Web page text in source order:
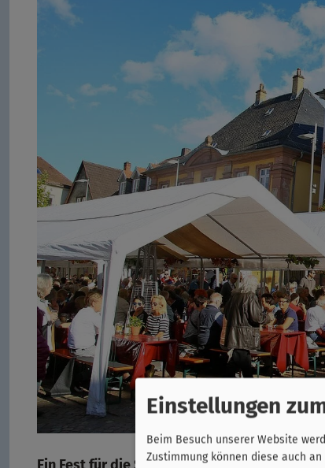
Ein Fest für die Sinne
Einstellungen
Beim Besuch unserer Website
Zustimmung können diese auch